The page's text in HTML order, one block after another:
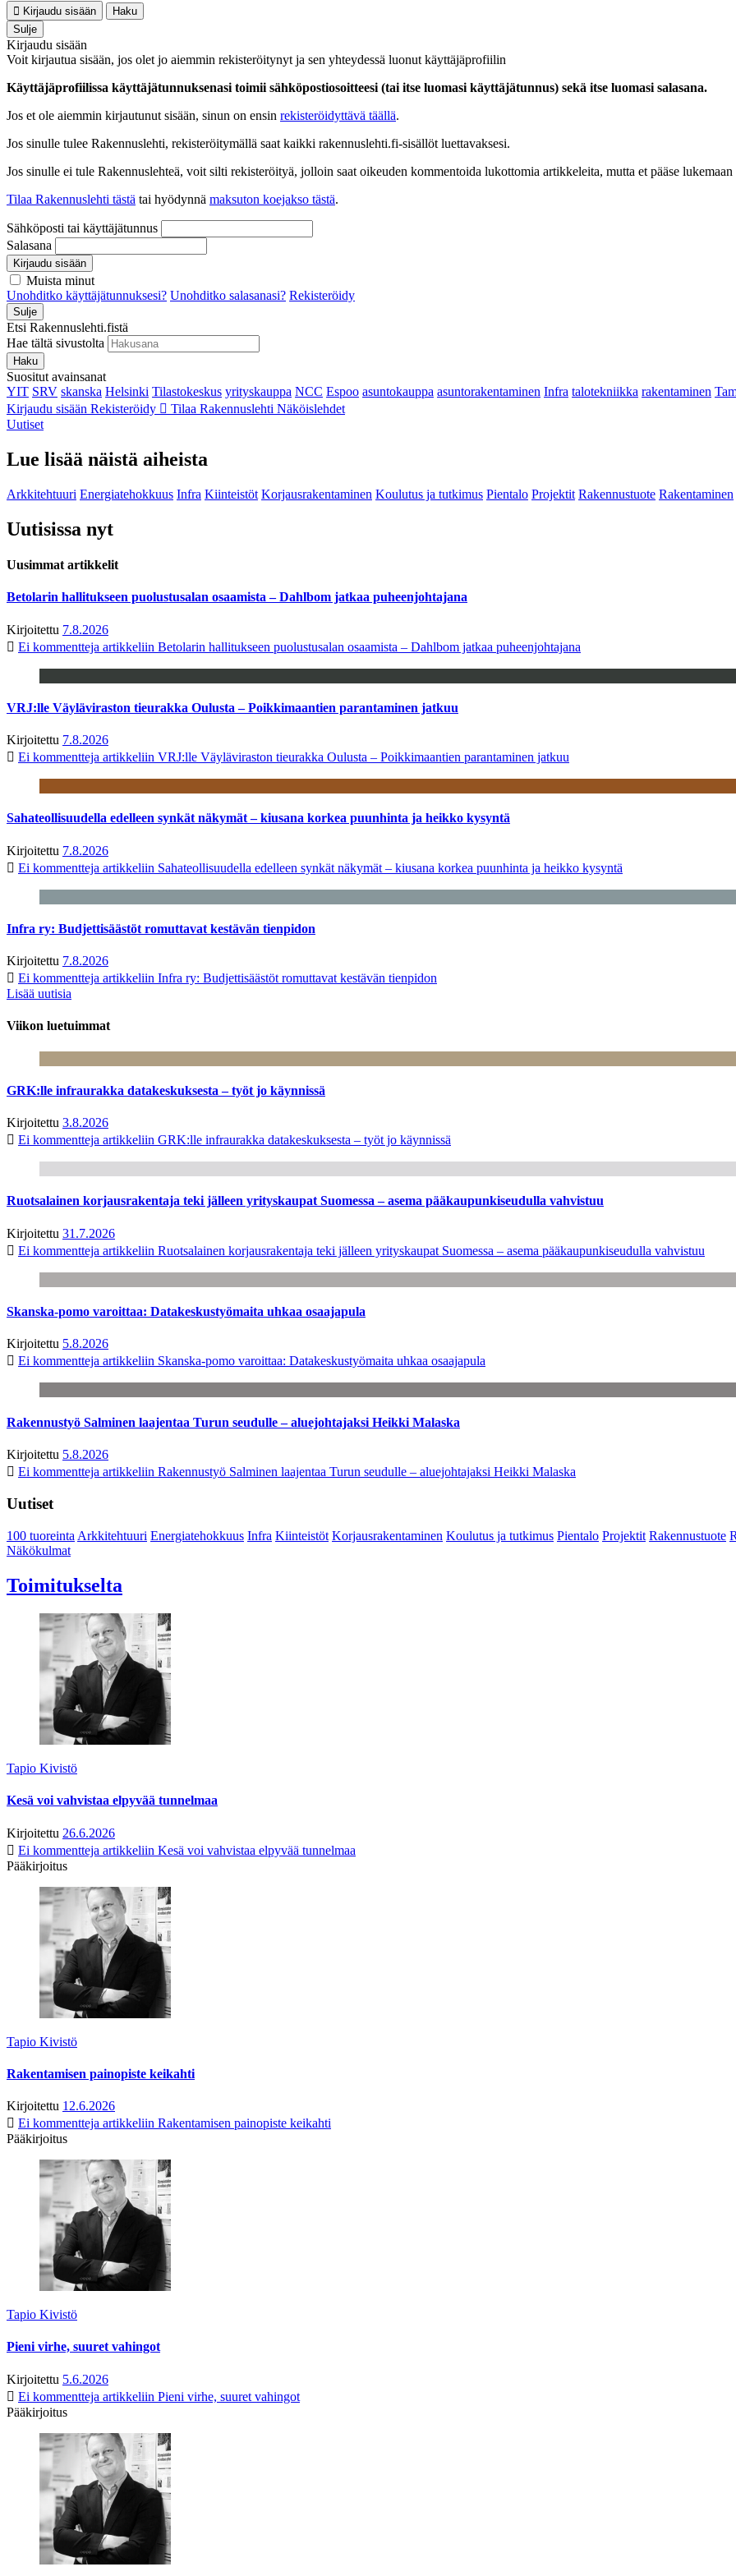
Kirjaudu sisään
Haku
Sulje
Kirjaudu sisään
Voit kirjautua sisään, jos olet jo aiemmin rekisteröitynyt ja sen yhteydessä luonut käyttäjäprofiilin
Käyttäjäprofiilissa käyttäjätunnuksenasi toimii sähköpostiosoitteesi (tai itse luomasi käyttäjätunnus) sekä itse luomasi salasana.
Jos et ole aiemmin kirjautunut sisään, sinun on ensin rekisteröidyttävä täällä.
Jos sinulle tulee Rakennuslehti, rekisteröitymällä saat kaikki rakennuslehti.fi-sisällöt luettavaksesi.
Jos sinulle ei tule Rakennuslehteä, voit silti rekisteröityä, jolloin saat oikeuden kommentoida lukottomia artikkeleita, mutta et pääse
Tilaa Rakennuslehti tästä tai hyödynnä maksuton koejakso tästä.
Sähköposti tai käyttäjätunnus
Salasana
Kirjaudu sisään
Muista minut
Unohditko käyttäjätunnuksesi? Unohditko salasanasi? Rekisteröidy
Sulje
Etsi Rakennuslehti.fistä
Hae tältä sivustolta
Haku
Suositut avainsanat
YIT SRV skanska Helsinki Tilastokeskus yrityskauppa NCC Espoo asuntokauppa asuntorakentaminen Infra talotekniikka rakentaminen
Kirjaudu sisään Rekisteröidy Tilaa Rakennuslehti Näköislehdet
Uutiset
Lue lisää näistä aiheista
Arkkitehtuuri Energiatehokkuus Infra Kiinteistöt Korjausrakentaminen Koulutus ja tutkimus Pientalo Projektit Rakennustuote Rakentaminen
Uutisissa nyt
Uusimmat artikkelit
Betolarin hallitukseen puolustusalan osaamista – Dahlbom jatkaa puheenjohtajana
Kirjoitettu 7.8.2026
Ei kommentteja artikkeliin Betolarin hallitukseen puolustusalan osaamista – Dahlbom jatkaa puheenjohtajana
VRJ:lle Väyläviraston tieurakka Oulusta – Poikkimaantien parantaminen jatkuu
Kirjoitettu 7.8.2026
Ei kommentteja artikkeliin VRJ:lle Väyläviraston tieurakka Oulusta – Poikkimaantien parantaminen jatkuu
Sahateollisuudella edelleen synkät näkymät – kiusana korkea puunhinta ja heikko kysyntä
Kirjoitettu 7.8.2026
Ei kommentteja artikkeliin Sahateollisuudella edelleen synkät näkymät – kiusana korkea puunhinta ja heikko kysyntä
Infra ry: Budjettisäästöt romuttavat kestävän tienpidon
Kirjoitettu 7.8.2026
Ei kommentteja artikkeliin Infra ry: Budjettisäästöt romuttavat kestävän tienpidon
Lisää uutisia
Viikon luetuimmat
GRK:lle infraurakka datakeskuksesta – työt jo käynnissä
Kirjoitettu 3.8.2026
Ei kommentteja artikkeliin GRK:lle infraurakka datakeskuksesta – työt jo käynnissä
Ruotsalainen korjausrakentaja teki jälleen yrityskaupat Suomessa – asema pääkaupunkiseudulla vahvistuu
Kirjoitettu 31.7.2026
Ei kommentteja artikkeliin Ruotsalainen korjausrakentaja teki jälleen yrityskaupat Suomessa – asema pääkaupunkiseudulla vahvistuu
Skanska-pomo varoittaa: Datakeskustyömaita uhkaa osaajapula
Kirjoitettu 5.8.2026
Ei kommentteja artikkeliin Skanska-pomo varoittaa: Datakeskustyömaita uhkaa osaajapula
Rakennustyö Salminen laajentaa Turun seudulle – aluejohtajaksi Heikki Malaska
Kirjoitettu 5.8.2026
Ei kommentteja artikkeliin Rakennustyö Salminen laajentaa Turun seudulle – aluejohtajaksi Heikki Malaska
Uutiset
100 tuoreinta Arkkitehtuuri Energiatehokkuus Infra Kiinteistöt Korjausrakentaminen Koulutus ja tutkimus Pientalo Projektit Rakennustuote
Näkökulmat
Toimitukselta
Tapio Kivistö
Kesä voi vahvistaa elpyvää tunnelmaa
Kirjoitettu 26.6.2026
Ei kommentteja artikkeliin Kesä voi vahvistaa elpyvää tunnelmaa
Pääkirjoitus
Tapio Kivistö
Rakentamisen painopiste keikahti
Kirjoitettu 12.6.2026
Ei kommentteja artikkeliin Rakentamisen painopiste keikahti
Pääkirjoitus
Tapio Kivistö
Pieni virhe, suuret vahingot
Kirjoitettu 5.6.2026
Ei kommentteja artikkeliin Pieni virhe, suuret vahingot
Pääkirjoitus